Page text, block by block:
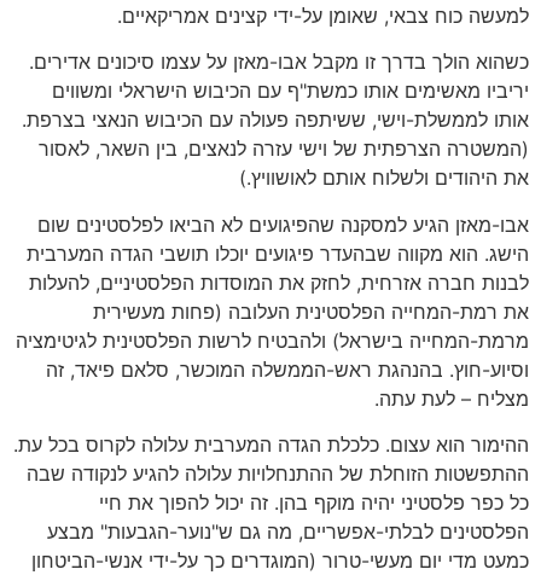
למעשה כוח צבאי, שאומן על-ידי קצינים אמריקאיים.
כשהוא הולך בדרך זו מקבל אבו-מאזן על עצמו סיכונים אדירים.
יריביו מאשימים אותו כמשת"ף עם הכיבוש הישראלי ומשווים
אותו לממשלת-וישי, ששיתפה פעולה עם הכיבוש הנאצי בצרפת.
(המשטרה הצרפתית של וישי עזרה לנאצים, בין השאר, לאסור
את היהודים ולשלוח אותם לאושוויץ.)
אבו-מאזן הגיע למסקנה שהפיגועים לא הביאו לפלסטינים שום
הישג. הוא מקווה שבהעדר פיגועים יוכלו תושבי הגדה המערבית
לבנות חברה אזרחית, לחזק את המוסדות הפלסטיניים, להעלות
את רמת-המחייה הפלסטינית העלובה (פחות מעשירית
מרמת-המחייה בישראל) ולהבטיח לרשות הפלסטינית לגיטימציה
וסיוע-חוץ. בהנהגת ראש-הממשלה המוכשר, סלאם פיאד, זה
מצליח – לעת עתה.
ההימור הוא עצום. כלכלת הגדה המערבית עלולה לקרוס בכל עת.
ההתפשטות הזוחלת של ההתנחלויות עלולה להגיע לנקודה שבה
כל כפר פלסטיני יהיה מוקף בהן. זה יכול להפוך את חיי
הפלסטינים לבלתי-אפשריים, מה גם ש"נוער-הגבעות" מבצע
כמעט מדי יום מעשי-טרור (המוגדרים כך על-ידי אנשי-הביטחון